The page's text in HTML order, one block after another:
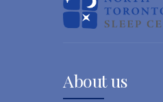
About us